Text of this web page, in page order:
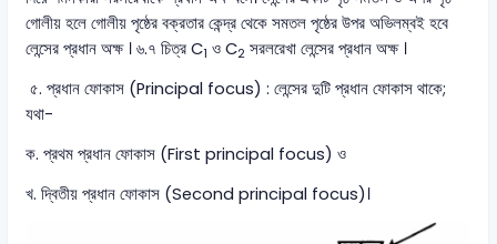
গোলীয় হলে গোলীয় পৃষ্ঠের বক্রতার কেন্দ্র থেকে সমতল পৃষ্ঠের উপর অভিলম্বই হবে
লেন্সের প্রধান অক্ষ । ৬.৭ চিত্র C1 ও C2 সরলরেখা লেন্সের প্রধান অক্ষ ।
৫. প্রধান ফোকাস (Principal focus) : লেন্সের দুটি প্রধান ফোকাস থাকে;
যথা-
ক. প্রথম প্রধান ফোকাস (First principal focus) ও
খ. দ্বিতীয় প্রধান ফোকাস (Second principal focus)।